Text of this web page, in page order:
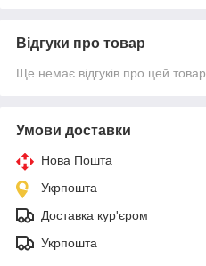
Відгуки про товар
Ще немає відгуків про цей товар
Умови доставки
Нова Пошта
Укрпошта
Доставка кур'єром
Укрпошта